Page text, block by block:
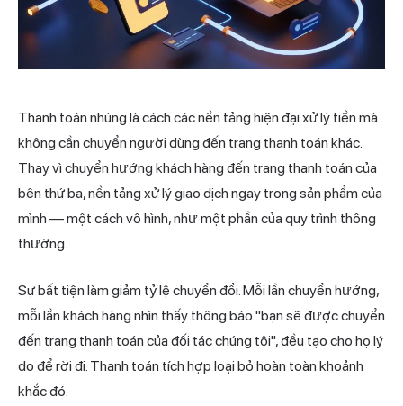
Thanh toán nhúng là cách các nền tảng hiện đại xử lý tiền mà
không cần chuyển người dùng đến trang thanh toán khác.
Thay vì chuyển hướng khách hàng đến trang thanh toán của
bên thứ ba, nền tảng xử lý giao dịch ngay trong sản phẩm của
mình — một cách vô hình, như một phần của quy trình thông
thường.
Sự bất tiện làm giảm tỷ lệ chuyển đổi. Mỗi lần chuyển hướng,
mỗi lần khách hàng nhìn thấy thông báo "bạn sẽ được chuyển
đến trang thanh toán của đối tác chúng tôi", đều tạo cho họ lý
do để rời đi. Thanh toán tích hợp loại bỏ hoàn toàn khoảnh
khắc đó.